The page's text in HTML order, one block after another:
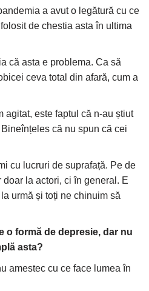
a avut o legătură cu ce
de chestia asta în ultima
că asta e problema. Ca să
ceva total din afară, cum a
agitat, este faptul că n-au știut
că nu spun că cei
cu lucruri de suprafață. Pe de
la actori, ci în general. E
urmă și toți ne chinuim să
o formă de depresie, dar nu
asta?
amestec cu ce face lumea în